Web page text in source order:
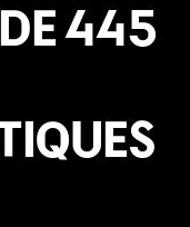
445